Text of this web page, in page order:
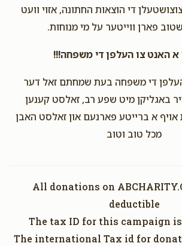
די הוצאות החתונה, אזוי וועט
פארן ווייטער על מי מנוחות.
א האנט צו העלפן די משפחה!!!
העלפן די משפחה בעת שמחתם זאל דער
באגליקן מיט שפע רב, זאלסט קענען
אויף א ברייטע פארנעם און זאלסט האבן
מכל טוב וטוב
All donations on
deductible
The tax ID for this campaign is
The international Tax id for